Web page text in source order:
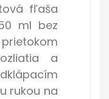
fľaša
ml bez
a
rukou na